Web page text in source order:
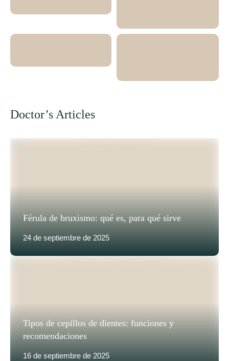
Doctor’s Articles
Férula de bruxismo: qué es, para qué sirve
24 de septiembre de 2025
Tipos de cepillos de dientes: funciones y
recomendaciones
16 de septiembre de 2025